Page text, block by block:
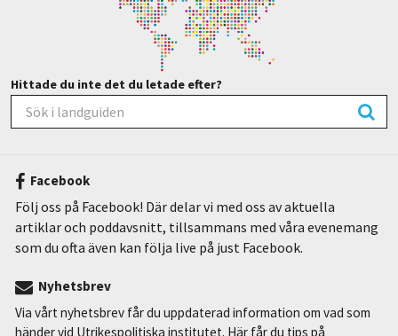
Hittade du inte det du letade efter?
Facebook
Följ oss på Facebook! Där delar vi med oss av aktuella
artiklar och poddavsnitt, tillsammans med våra evenemang
som du ofta även kan följa live på just Facebook.
Nyhetsbrev
Via vårt nyhetsbrev får du uppdaterad information om vad som
händer vid Utrikespolitiska institutet. Här får du tips på